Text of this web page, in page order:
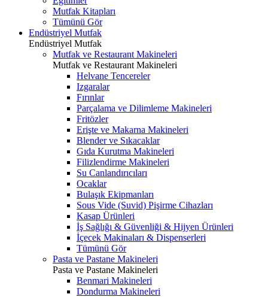
Mutfak Kitapları
Tümünü Gör
Endüstriyel Mutfak
Endüstriyel Mutfak
Mutfak ve Restaurant Makineleri
Mutfak ve Restaurant Makineleri
Helvane Tencereler
Izgaralar
Fırınlar
Parçalama ve Dilimleme Makineleri
Fritözler
Erişte ve Makarna Makineleri
Blender ve Sıkacaklar
Gıda Kurutma Makineleri
Filizlendirme Makineleri
Su Canlandırıcıları
Ocaklar
Bulaşık Ekipmanları
Sous Vide (Suvid) Pişirme Cihazları
Kasap Ürünleri
İş Sağlığı & Güvenliği & Hijyen Ürünleri
İçecek Makinaları & Dispenserleri
Tümünü Gör
Pasta ve Pastane Makineleri
Pasta ve Pastane Makineleri
Benmari Makineleri
Dondurma Makineleri